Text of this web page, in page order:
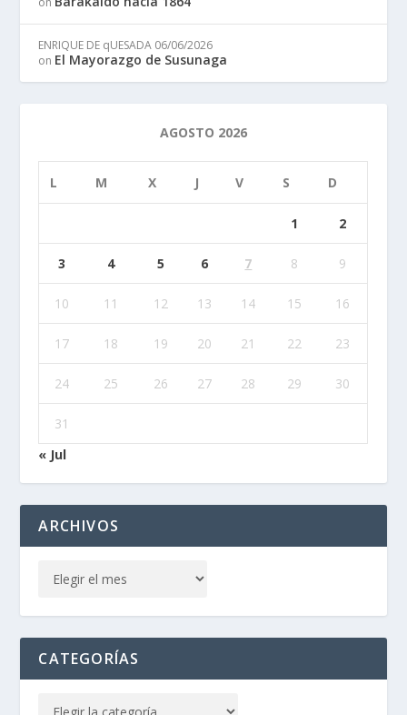
ENRIQUE DE qUESADA 06/06/2026
on El Mayorazgo de Susunaga
AGOSTO 2026
L M X J V S D
1 2
3 4 5 6 7 8 9
10 11 12 13 14 15 16
17 18 19 20 21 22 23
24 25 26 27 28 29 30
31
« Jul
ARCHIVOS
CATEGORÍAS